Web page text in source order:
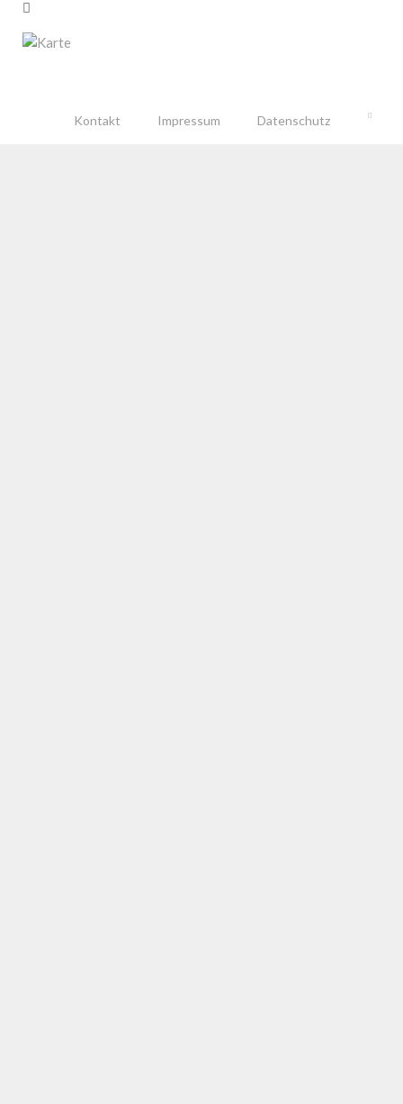
Kontakt Impressum Datenschutz